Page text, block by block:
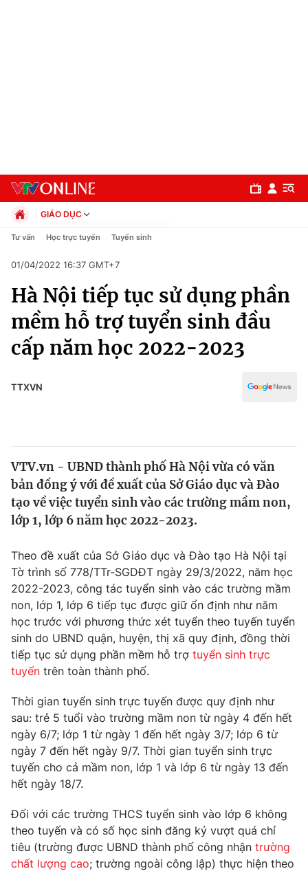
Chuyên mục
Chính trị
Xã hội
Pháp luật
Thế giới
Tin tức
Thế giới đó đây
Câu chuyện quốc tế
Kinh tế
Thị trường
Góc doanh nghiệp
Dữ liệu và đời sống
Truyền hình
Phim VTV
Hậu trường
Nhân vật
Khán giả
Giải sao mai
Giải trí
Điện ảnh
Sao
Đời sống
Du lịch
Làm đẹp
Chất lượng cuộc sống
Giáo dục
Tuyển sinh
Học trực tuyến
Công nghệ
Hitech Công nghệ tương lai
Sản phẩm
Thị trường
Tư vấn
Giao lưu trực tuyến
Lịch phát sóng
GIÁO DỤC
Chính trị
Pháp luật
Kinh tế
Thể thao
Truyền hình
Văn hóa - Giải trí
Tư vấn Học trực tuyến Tuyển sinh
01/04/2022 16:37 GMT+7
Hà Nội tiếp tục sử dụng phần
mềm hỗ trợ tuyển sinh đầu
cấp năm học 2022-2023
TTXVN
VTV.vn - UBND thành phố Hà Nội vừa có văn
bản đồng ý với đề xuất của Sở Giáo dục và Đào
tạo về việc tuyển sinh vào các trường mầm non,
lớp 1, lớp 6 năm học 2022-2023.
Theo đề xuất của Sở Giáo dục và Đào tạo Hà Nội tại
Tờ trình số 778/TTr-SGDĐT ngày 29/3/2022, năm học
2022-2023, công tác tuyển sinh vào các trường mầm
non, lớp 1, lớp 6 tiếp tục được giữ ổn định như năm
học trước với phương thức xét tuyển theo tuyến tuyển
sinh do UBND quận, huyện, thị xã quy định, đồng thời
tiếp tục sử dụng phần mềm hỗ trợ tuyển sinh trực
tuyến trên toàn thành phố.
Thời gian tuyển sinh trực tuyến được quy định như
sau: trẻ 5 tuổi vào trường mầm non từ ngày 4 đến hết
ngày 6/7; lớp 1 từ ngày 1 đến hết ngày 3/7; lớp 6 từ
ngày 7 đến hết ngày 9/7. Thời gian tuyển sinh trực
tuyến cho cả mầm non, lớp 1 và lớp 6 từ ngày 13 đến
hết ngày 18/7.
Đối với các trường THCS tuyển sinh vào lớp 6 không
theo tuyến và có số học sinh đăng ký vượt quá chỉ
tiêu (trường được UBND thành phố công nhận trường
chất lượng cao; trường ngoài công lập) thực hiện theo